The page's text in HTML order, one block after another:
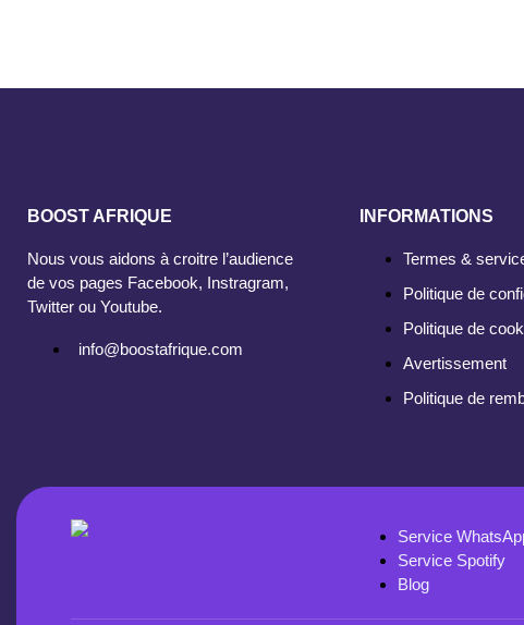
BOOST AFRIQUE
Nous vous aidons à croitre l’audience
de vos pages Facebook, Instragram,
Twitter ou Youtube.
info@boostafrique.com
INFORMATIONS
Termes &
Politique de
Politique de
Avertissement
Politique de
Service
Service Spotify
Blog